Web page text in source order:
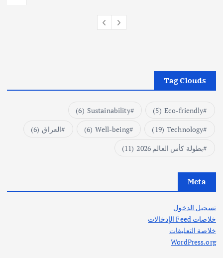
Tag Clouds
Eco-friendly
(5)
Sustainability
(6)
Technology
(19)
Well-being
(6) العراق (6)
بطولة كأس العالم 2026
(11)
Meta
تسجيل الدخول
خلاصات Feed الإدخالات
خلاصة التعليقات
WordPress.org